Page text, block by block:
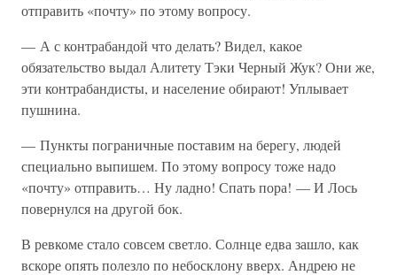
отправить «почту» по этому вопросу.
— А с контрабандой что делать? Видел, какое
обязательство выдал Алитету Тэки Черный Жук? Они же,
эти контрабандисты, и население обирают! Уплывает
пушнина.
— Пункты пограничные поставим на берегу, людей
специально выпишем. По этому вопросу тоже надо
«почту» отправить… Ну ладно! Спать пора! — И Лось
повернулся на другой бок.
В ревкоме стало совсем светло. Солнце едва зашло, как
вскоре опять полезло по небосклону вверх. Андрею не